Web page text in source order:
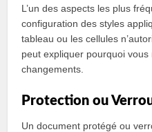
L’un des aspects les plus
configuration des styles
tableau ou les cellules
peut expliquer pourquoi
changements.
Protection ou
Un document protégé ou